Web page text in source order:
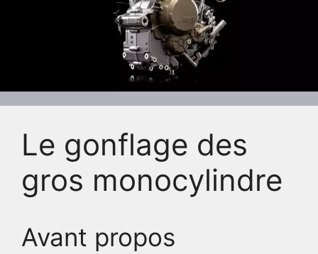
Le gonflage des
gros monocylindre
Avant propos